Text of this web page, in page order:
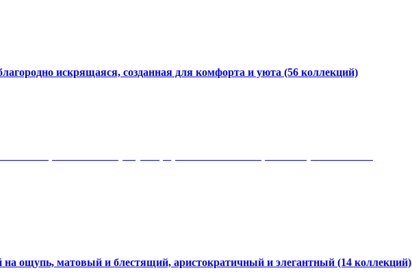
искрящаяся, созданная для комфорта и уюта (56 коллекций)
ощупь, матовый и блестящий, аристократичный и элегантный (14 коллекций)